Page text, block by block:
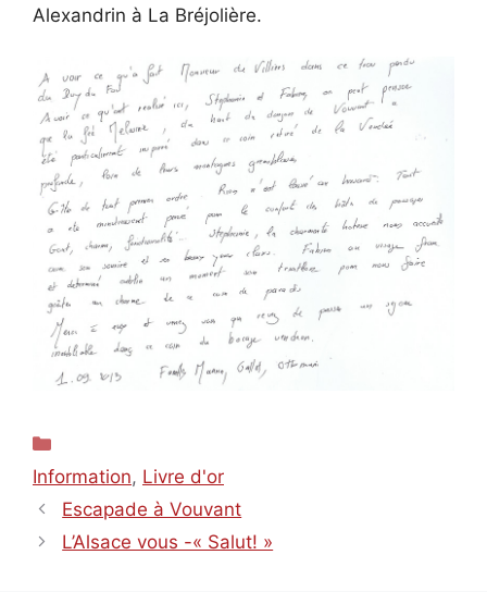
Alexandrin à La Bréjolière.
Information, Livre d'or
Escapade à Vouvant
L’Alsace vous -« Salut! »